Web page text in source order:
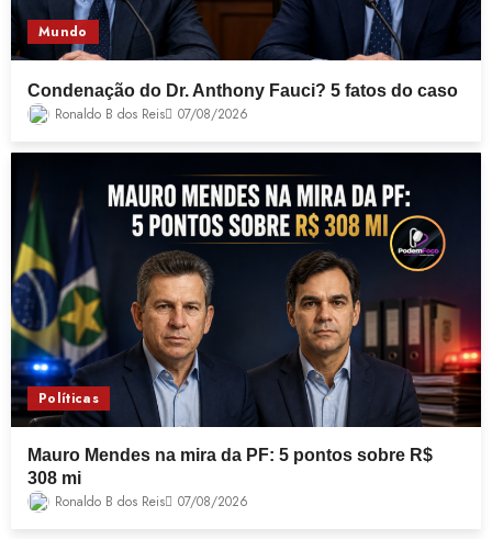
Mundo
Condenação do Dr. Anthony Fauci? 5 fatos do caso
Ronaldo B dos Reis 07/08/2026
Políticas
Mauro Mendes na mira da PF: 5 pontos sobre R$
308 mi
Ronaldo B dos Reis 07/08/2026